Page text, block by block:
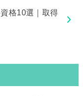
格10選｜取得